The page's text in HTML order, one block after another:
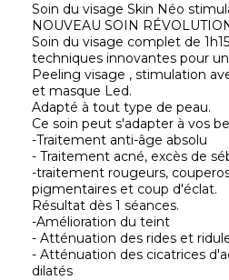
Soin du visage Skin Néo
NOUVEAU SOIN
Soin du visage complet de
techniques innovantes pour
Peeling visage , stimulation
et masque Led.
Adapté à tout type de peau.
Ce soin peut s'adapter à vos
-Traitement anti-âge absolu
- Traitement acné, excès de
-traitement rougeurs,
pigmentaires et coup d'éclat.
Résultat dès 1 séances.
-Amélioration du teint
- Atténuation des rides et
- Atténuation des cicatrices
dilatés